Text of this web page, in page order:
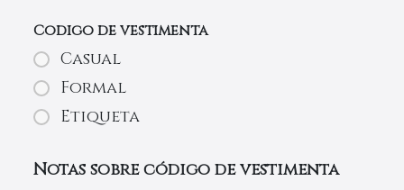
Codigo de vestimenta
Casual
Formal
Etiqueta
Notas sobre código de vestimenta